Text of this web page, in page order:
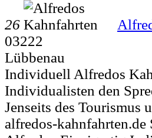
26
03222
Lübbenau
Individuell Alfredos
Individualisten den
Jenseits des Tourismus
alfredos-